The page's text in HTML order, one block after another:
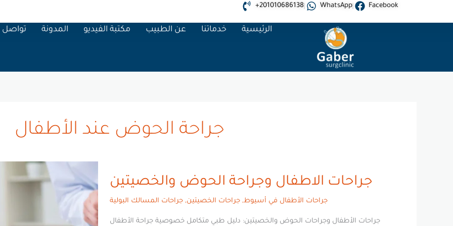
+201010686138 WhatsApp Facebook
تواصل المدونة مكتبة الفيديو عن الطبيب خدماتنا الرئيسية
جراحة الحوض عند الأطفال
جراحات الاطفال وجراحة الحوض والخصيتين
جراحات الأطفال في أسيوط,جراحات الخصيتين,جراحات المسالك البولية
جراحات الأطفال وجراحات الحوض والخصيتين: دليل طبي متكامل خصوصية جراحة الأطفال
الاطفال
الحوض
والخصيتين